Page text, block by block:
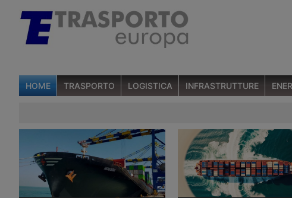
HOME TRASPORTO LOGISTICA INFRASTRUTTURE